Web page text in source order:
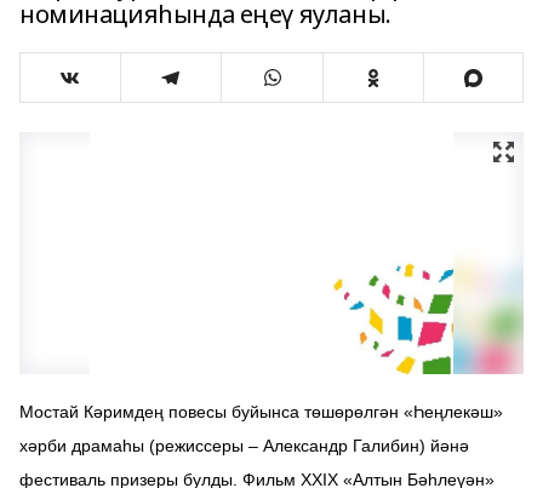
номинацияһында еңеү яуланы.
Мостай Кәримдең повесы буйынса төшөрөлгән «Һеңлекәш»
хәрби драмаһы (режиссеры – Александр Галибин) йәнә
фестиваль призеры булды. Фильм XXIX «Алтын Бәһлеүән»